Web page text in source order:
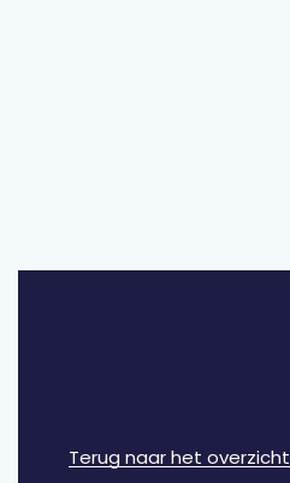
Terug naar het overzicht